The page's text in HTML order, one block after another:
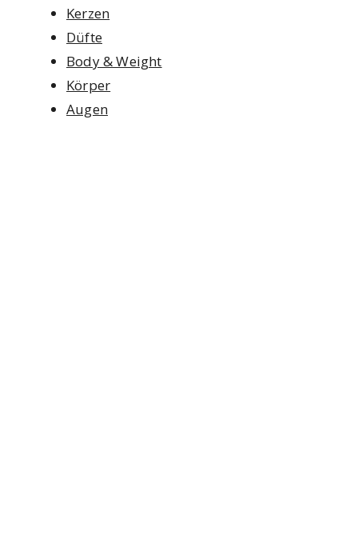
Kerzen
Düfte
Body & Weight
Körper
Augen